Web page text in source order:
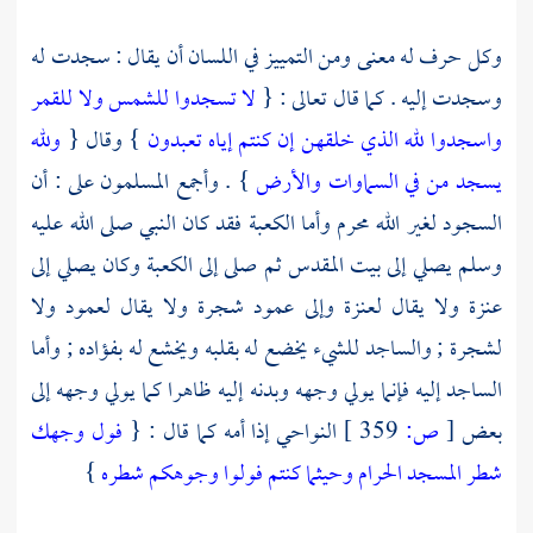
وكل حرف له معنى ومن التمييز في اللسان أن يقال : سجدت له
وسجدت إليه . كما قال تعالى : { لا تسجدوا للشمس ولا للقمر
واسجدوا لله الذي خلقهن إن كنتم إياه تعبدون } وقال { ولله
يسجد من في السماوات والأرض} . وأجمع المسلمون على : أن
السجود لغير الله محرم وأماالكعبة فقد كان النبي صلى الله عليه
وسلم يصلي إلىبيت المقدسثم صلى إلىالكعبةوكان يصلي إلى
عنزة ولا يقال لعنزة وإلى عمود شجرة ولا يقال لعمود ولا
لشجرة ; والساجد للشيء يخضع له بقلبه ويخشع له بفؤاده ; وأما
الساجد إليه فإنما يولي وجهه وبدنه إليه ظاهرا كما يولي وجهه إلى
بعض[ص: النواحي إذا أمه كما قال : { فول وجهك
شطر المسجد الحرام وحيثما كنتم فولوا وجوهكم شطره}